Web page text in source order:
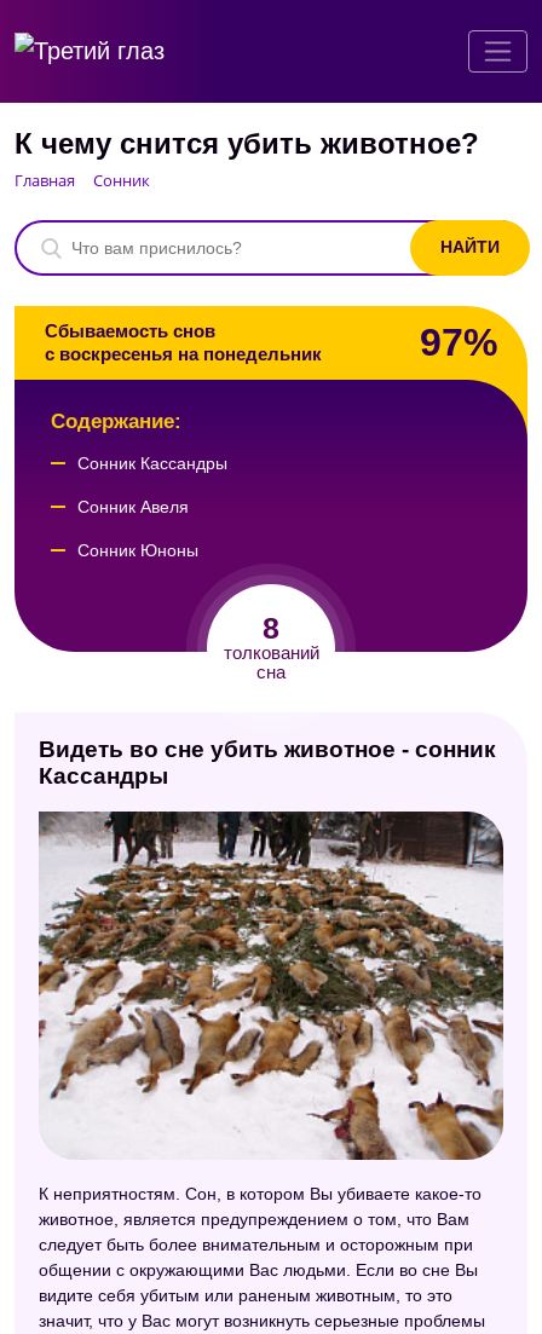
К чему снится убить животное?
Главная Сонник
Сбываемость снов
с воскресенья на понедельник
97%
8
толкований
сна
Содержание:
Сонник Кассандры
Сонник Авеля
Сонник Юноны
Сонник целительницы Федоровской
Итальянский сонник А. Роберти
Сонник Странника
Видеть во сне убить животное - сонник
Кассандры
К неприятностям. Сон, в котором Вы убиваете какое-то
животное, является предупреждением о том, что Вам
следует быть более внимательным и осторожным при
общении с окружающими Вас людьми. Если во сне Вы
видите себя убитым или раненым животным, то это
значит, что у Вас могут возникнуть серьезные проблемы